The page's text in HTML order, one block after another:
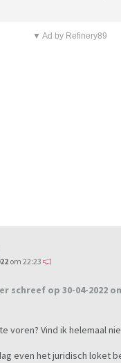
▼ Ad by Refinery89
om 22:23
schreef op 30-04-2022
voren? Vind ik helemaal
even het juridisch loket